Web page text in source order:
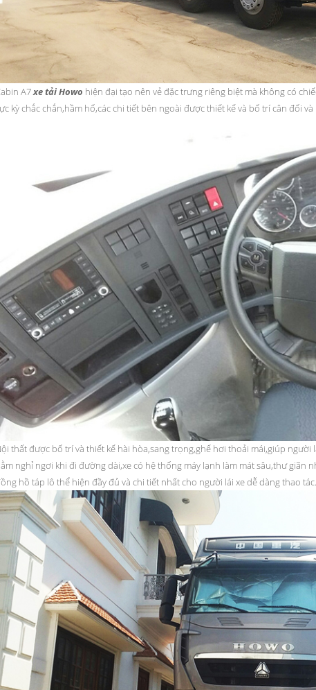
A7xe tải Howo hiện đại tạo nên vẻ đặc trưng riêng biệt mà không có
kỳ chắc chắn,hầm hố,các chi tiết bên ngoài được thiết kế và bố trí cân đối
thất được bố trí và thiết kế hài hòa,sang trọng,ghế hơi thoải mái,giúp người
nghỉ ngơi khi đi đường dài,xe có hệ thống máy lạnh làm mát sâu,thư giãn
hồ táp lô thể hiện đầy đủ và chi tiết nhất cho người lái xe dễ dàng thao tác.